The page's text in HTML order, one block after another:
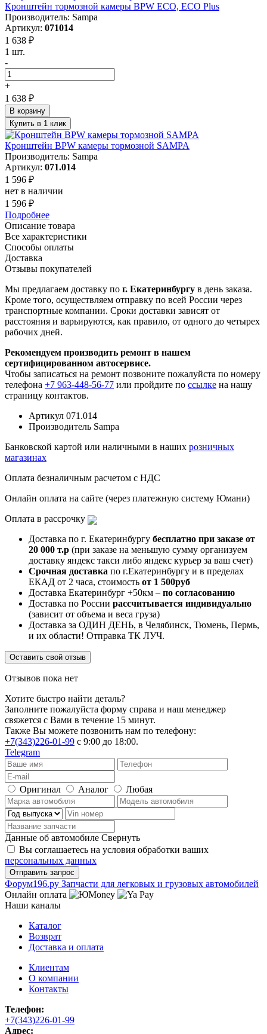
Кронштейн тормозной камеры BPW ECO, ECO Plus
Производитель: Sampa
Артикул: 071014
1 638 ₽
1 шт.
-
+
1 638 ₽
В корзину
Купить в 1 клик
Кронштейн BPW камеры тормозной SAMPA
Производитель: Sampa
Артикул: 071.014
1 596 ₽
нет в наличии
1 596 ₽
Подробнее
Описание товара
Все характеристики
Способы оплаты
Доставка
Отзывы покупателей
Мы предлагаем доставку по г. Екатеринбургу в день заказа.
Кроме того, осуществляем отправку по всей России через
транспортные компании. Сроки доставки зависят от
расстояния и варьируются, как правило, от одного до четырех
рабочих дней.
Рекомендуем производить ремонт в нашем
сертифицированном автосервисе.
Чтобы записаться на ремонт позвоните пожалуйста по номеру
телефона +7 963-448-56-77 или пройдите по ссылке на нашу
страницу контактов.
Артикул 071.014
Производитель Sampa
Банковской картой или наличными в наших розничных
магазинах
Оплата безналичным расчетом с НДС
Онлайн оплата на сайте (через платежную систему Юмани)
Оплата в рассрочку
Доставка по г. Екатеринбургу бесплатно при заказе от
20 000 т.р (при заказе на меньшую сумму организуем
доставку яндекс такси либо яндекс курьер за ваш счет)
Срочная доставка по г.Екатеринбургу и в пределах
ЕКАД от 2 часа, стоимость от 1 500руб
Доставка Екатеринбург +50км – по согласованию
Доставка по России рассчитывается индивидуально
(зависит от объема и веса груза)
Доставка за ОДИН ДЕНЬ, в Челябинск, Тюмень, Пермь,
и их области! Отправка ТК ЛУЧ.
Оставить свой отзыв
Отзывов пока нет
Хотите быстро найти деталь?
Заполните пожалуйста форму справа и наш менеджер
свяжется с Вами в течение 15 минут.
Также Вы можете позвонить нам по телефону:
+7(343)226-01-99 с 9:00 до 18:00.
Telegram
Оригинал Аналог Любая
Данные об автомобиле Свернуть
Вы соглашаетесь на условия обработки ваших
персональных данных
Фoрум196.ру Запчасти для легковых и грузовых автомобилей
Онлайн оплата
Наши каналы
Каталог
Возврат
Доставка и оплата
Клиентам
О компании
Контакты
Телефон:
+7(343)226-01-99
Адрес: